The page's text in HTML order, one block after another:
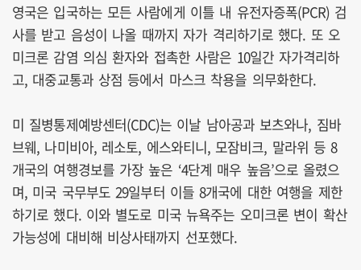
영국은 입국하는 모든 사람에게 이틀 내 유전자증폭(PCR) 검
사를 받고 음성이 나올 때까지 자가 격리하기로 했다. 또 오
미크론 감염 의심 환자와 접촉한 사람은 10일간 자가격리하
고, 대중교통과 상점 등에서 마스크 착용을 의무화한다.
미 질병통제예방센터(CDC)는 이날 남아공과 보츠와나, 짐바
브웨, 나미비아, 레소토, 에스와티니, 모잠비크, 말라위 등 8
개국의 여행경보를 가장 높은 ‘4단계 매우 높음’으로 올렸으
며, 미국 국무부도 29일부터 이들 8개국에 대한 여행을 제한
하기로 했다. 이와 별도로 미국 뉴욕주는 오미크론 변이 확산
가능성에 대비해 비상사태까지 선포했다.